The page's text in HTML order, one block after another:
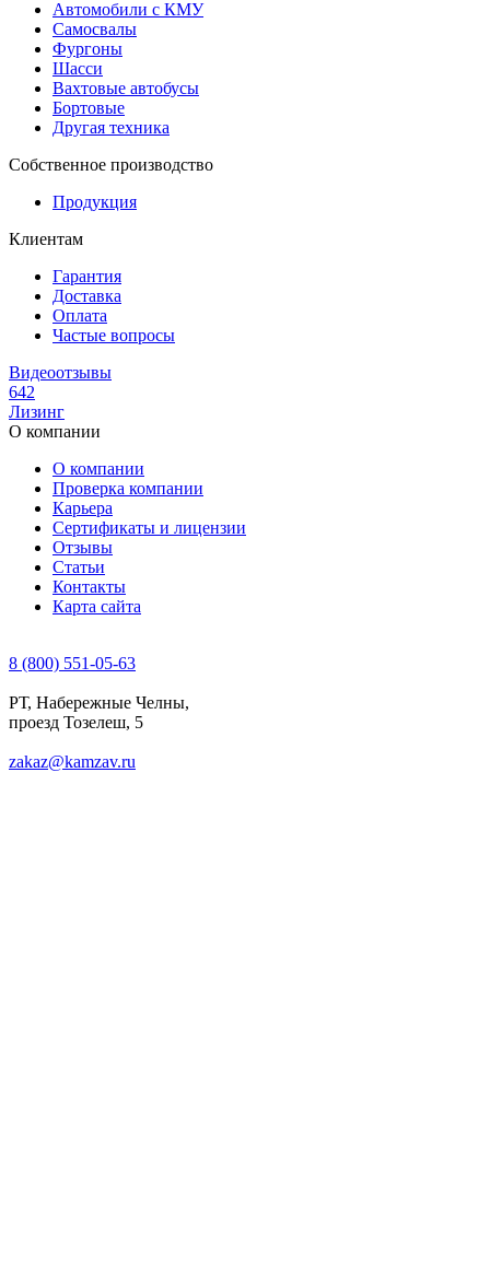
Автомобили с КМУ
Самосвалы
Фургоны
Шасси
Вахтовые автобусы
Бортовые
Другая техника
Собственное производство
Продукция
Клиентам
Гарантия
Доставка
Оплата
Частые вопросы
Видеоотзывы
642
Лизинг
О компании
О компании
Проверка компании
Карьера
Сертификаты и лицензии
Отзывы
Статьи
Контакты
Карта сайта
8 (800) 551-05-63
РТ, Набережные Челны,
проезд Тозелеш, 5
zakaz@kamzav.ru